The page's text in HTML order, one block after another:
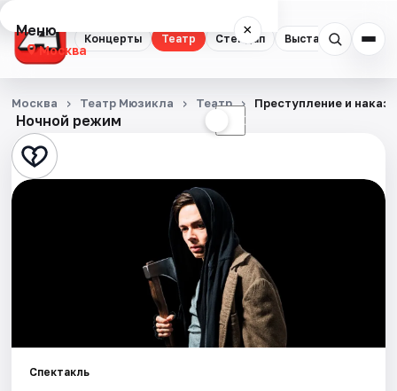
Концерты Театр Стендап Выставки
Меню ×
Москва
Концерты
Театр
Стендап
События
Ночной режим ☾
Москва Театр Мюзикла Театр Преступление и
Спектакль